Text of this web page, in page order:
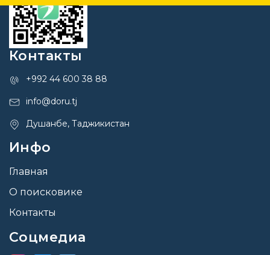
Контакты
+992 44 600 38 88
info@doru.tj
Душанбе, Таджикистан
Инфо
Главная
О поисковике
Контакты
Соцмедиа